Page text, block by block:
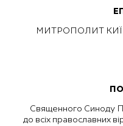
МИТРОПОЛИТ
Священного Синоду
до всіх православних